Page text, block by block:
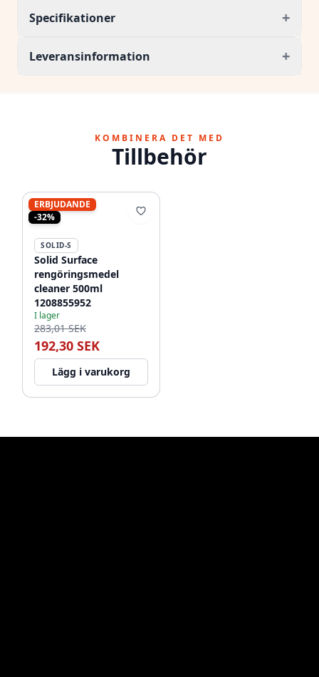
Specifikationer +
Leveransinformation +
KOMBINERA DET MED
Tillbehör
ERBJUDANDE
-32%
SOLID-S
Solid Surface
rengöringsmedel
cleaner 500ml
1208855952
I lager
283,01 SEK
192,30 SEK
Lägg i varukorg